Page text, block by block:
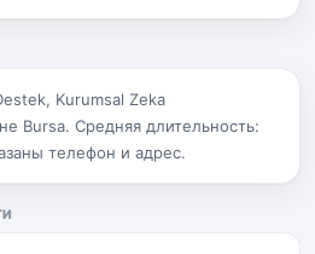
Kurumsal Zeka
Bursa. Средняя длительность:
телефон и адрес.